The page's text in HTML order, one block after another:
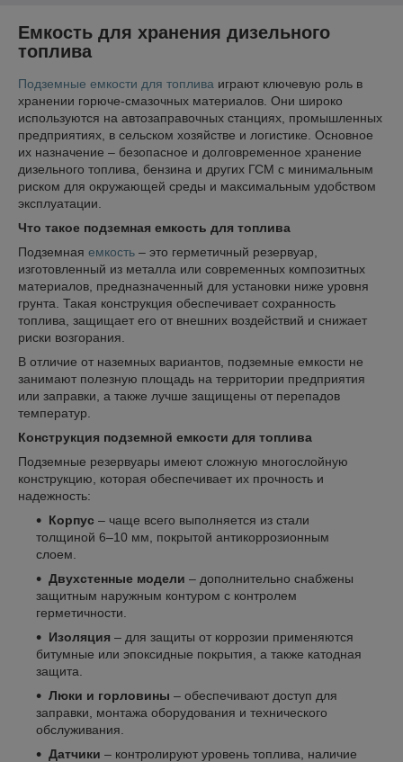
Емкость для хранения дизельного
топлива
Подземные емкости для топлива играют ключевую роль в
хранении горюче-смазочных материалов. Они широко
используются на автозаправочных станциях, промышленных
предприятиях, в сельском хозяйстве и логистике. Основное
их назначение – безопасное и долговременное хранение
дизельного топлива, бензина и других ГСМ с минимальным
риском для окружающей среды и максимальным удобством
эксплуатации.
Что такое подземная емкость для топлива
Подземная емкость – это герметичный резервуар,
изготовленный из металла или современных композитных
материалов, предназначенный для установки ниже уровня
грунта. Такая конструкция обеспечивает сохранность
топлива, защищает его от внешних воздействий и снижает
риски возгорания.
В отличие от наземных вариантов, подземные емкости не
занимают полезную площадь на территории предприятия
или заправки, а также лучше защищены от перепадов
температур.
Конструкция подземной емкости для топлива
Подземные резервуары имеют сложную многослойную
конструкцию, которая обеспечивает их прочность и
надежность:
Корпус – чаще всего выполняется из стали
толщиной 6–10 мм, покрытой антикоррозионным
слоем.
Двухстенные модели – дополнительно снабжены
защитным наружным контуром с контролем
герметичности.
Изоляция – для защиты от коррозии применяются
битумные или эпоксидные покрытия, а также катодная
защита.
Люки и горловины – обеспечивают доступ для
заправки, монтажа оборудования и технического
обслуживания.
Датчики – контролируют уровень топлива, наличие